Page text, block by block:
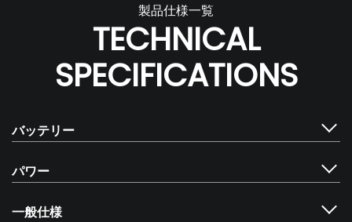
製品仕様一覧
TECHNICAL
SPECIFICATIONS
バッテリー
パワー
一般仕様